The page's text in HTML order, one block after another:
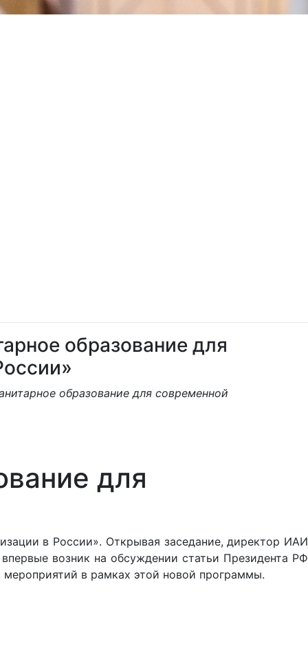
образование для
образование для современной
для
в России». Открывая заседание, директор ИАИ
возник на обсуждении статьи Президента РФ
в рамках этой новой программы.